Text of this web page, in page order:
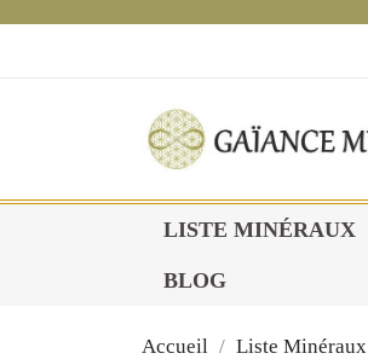
LISTE MINÉRAUX
BLOG
Accueil Liste Minéraux